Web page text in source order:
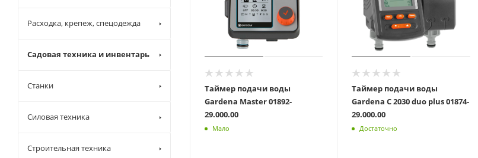
Таймер подачи воды
Gardena Master 01892-
29.000.00
Мало
Таймер подачи воды
Gardena C 2030 duo plus 01874-
29.000.00
Достаточно
Расходка, крепеж, спецодежда
Садовая техника и инвентарь
Станки
Силовая техника
Строительная техника